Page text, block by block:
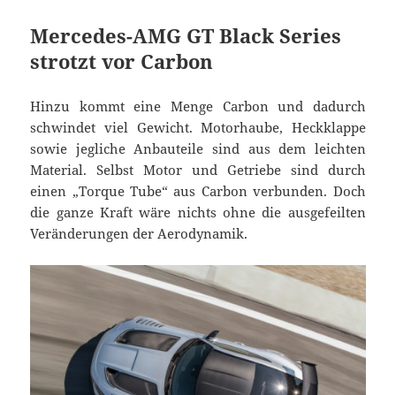
Mercedes-AMG GT Black Series
strotzt vor Carbon
Hinzu kommt eine Menge Carbon und dadurch
schwindet viel Gewicht. Motorhaube, Heckklappe
sowie jegliche Anbauteile sind aus dem leichten
Material. Selbst Motor und Getriebe sind durch
einen „Torque Tube“ aus Carbon verbunden. Doch
die ganze Kraft wäre nichts ohne die ausgefeilten
Veränderungen der Aerodynamik.